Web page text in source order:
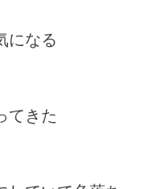
になる
てきた